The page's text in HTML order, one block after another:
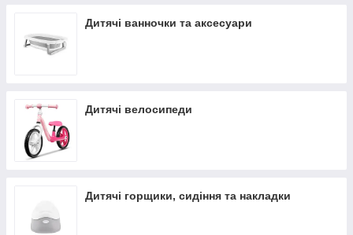
Дитячі ванночки та аксесуари
Дитячі велосипеди
Дитячі горщики, сидіння та накладки